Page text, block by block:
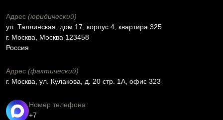
Адрес (юридический)
ул. Таллинская, дом 17, корпус 4, квартира 325
г. Москва, Москва 123458
Россия
Адрес (фактический)
г. Москва, ул. Кулакова, д. 20 стр. 1А, офис 323
Номер телефона
+7